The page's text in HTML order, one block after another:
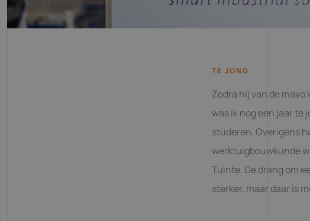
TE JONG
Zodra hij van de
was ik nog een jaar te
studeren. Overigens
werktuigbouwkunde
Tuinte. De drang om
sterker, maar daar is